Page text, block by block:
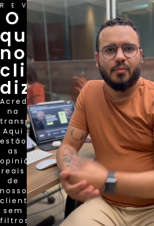
REVIEWS
O
que
nossos
clientes
dizem
Acreditamos
na
transparência.
Aqui
estão
as
opiniões
reais
de
nossos
clientes,
sem
filtros